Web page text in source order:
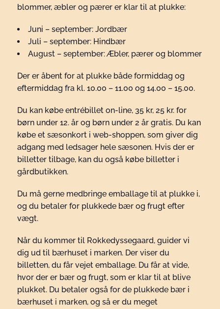
blommer, æbler og pærer er klar til at plukke:
Juni – september: Jordbær
Juli – september: Hindbær
August – september: Æbler, pærer og blommer
Der er åbent for at plukke både formiddag og
eftermiddag fra kl. 10.00 – 11.00 og 14.00 – 15.00.
Du kan købe entrébillet on-line, 35 kr, 25 kr. for
børn under 12. år og børn under 2 år gratis. Du kan
købe et sæsonkort i web-shoppen, som giver dig
adgang med ledsager hele sæsonen. Hvis der er
billetter tilbage, kan du også købe billetter i
gårdbutikken.
Du må gerne medbringe emballage til at plukke i,
og du betaler for plukkede bær og frugt efter
vægt.
Når du kommer til Rokkedyssegaard, guider vi
dig ud til bærhuset i marken. Der viser du
billetten, du får vejet emballage. Du får at vide,
hvor der er bær og frugt, som er klar til at blive
plukket. Du betaler også for de plukkede bær i
bærhuset i marken, og så er du meget